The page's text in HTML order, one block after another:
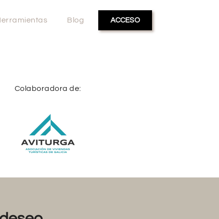
Blog ACCESO
Colaboradora de: